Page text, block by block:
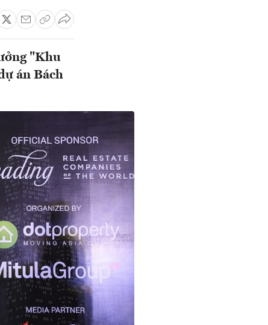
"Khu
án Bách